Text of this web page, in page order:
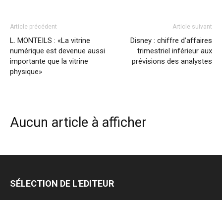
Article précédent
L. MONTEILS : «La vitrine
numérique est devenue aussi
importante que la vitrine
physique»
Article suivant
Disney : chiffre d’affaires
trimestriel inférieur aux
prévisions des analystes
Aucun article à afficher
SÉLECTION DE L'EDITEUR